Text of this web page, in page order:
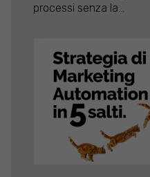
processi senza la...